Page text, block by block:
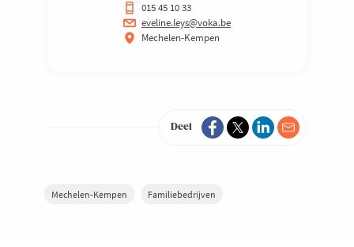
015 45 10 33
eveline.leys@voka.be
Mechelen-Kempen
Deel
Mechelen-Kempen Familiebedrijven